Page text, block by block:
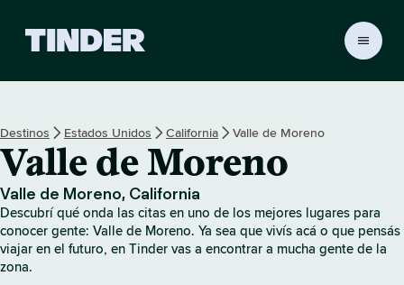
o
d
e
T
i
n
d
Destinos Estados Unidos California Valle de Moreno
Valle de Moreno
Valle de Moreno, California
Descubrí qué onda las citas en uno de los mejores lugares para
conocer gente: Valle de Moreno. Ya sea que vivís acá o que pensás
viajar en el futuro, en Tinder vas a encontrar a mucha gente de la
zona.